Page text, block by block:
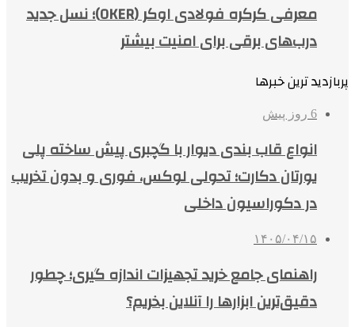
معرفی کرکره فولادی اوکر (OKER)؛ نسل جدید
درب‌های برقی برای امنیت بیشتر
پربازدید ترین خبرها
6 روز پیش
انواع قاب بندی دیوار با گچبری پیش ساخته پلی
یورتان دکارت؛ تحولی لوکس، فوری و بدون تخریب
در دکوراسیون داخلی
۱۴۰۵/۰۴/۱۵
راهنمای جامع خرید تجهیزات اندازه گیری؛ چطور
دقیق‌ترین ابزارها را آنلاین بخریم؟